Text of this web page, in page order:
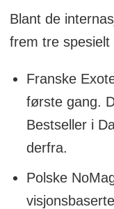
Blant de
frem tre spesielt
Franske
første gang.
Bestseller i
derfra.
Polske